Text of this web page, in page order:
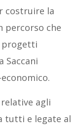
costruire la
percorso che
progetti
Saccani
relative agli
tutti e legate al